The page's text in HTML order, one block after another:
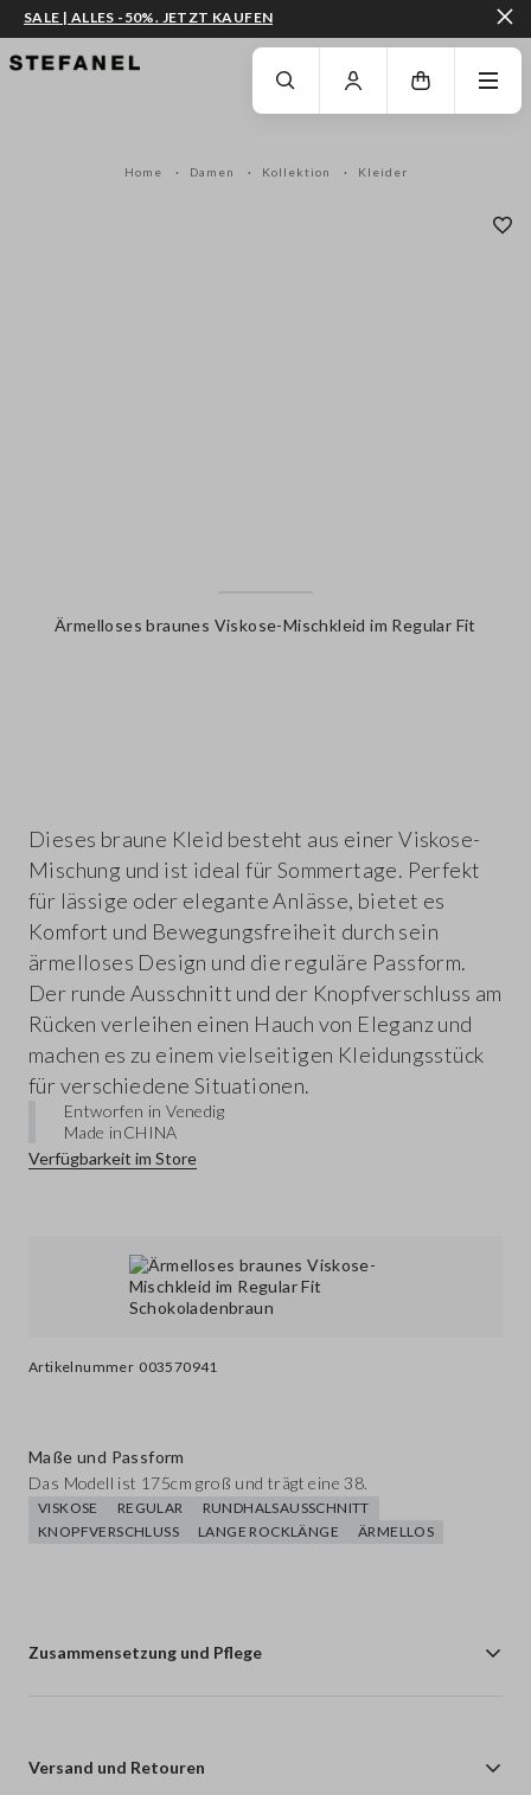
ZUM HAUPTINHALT SPRINGEN GEHEN SIE ZUM ENDE DER SEITE
SALE | ALLES -50%. JETZT KAUFEN
Home Damen Kollektion Kleider
Ärmelloses braunes Viskose-Mischkleid im Regular Fit
Artikelnummer 003570941
Dieses braune Kleid besteht aus einer Viskose-
Mischung und ist ideal für Sommertage. Perfekt
für lässige oder elegante Anlässe, bietet es
Komfort und Bewegungsfreiheit durch sein
ärmelloses Design und die reguläre Passform.
Der runde Ausschnitt und der Knopfverschluss am
Rücken verleihen einen Hauch von Eleganz und
machen es zu einem vielseitigen Kleidungsstück
für verschiedene Situationen.
Entworfen in Venedig
Made inCHINA
Verfügbarkeit im Store
Maße und Passform
Das Modell ist 175cm groß und trägt eine 38.
VISKOSE REGULAR
RUNDHALSAUSSCHNITT
KNOPFVERSCHLUSS
LANGE ROCKLÄNGE ÄRMELLOS
Zusammensetzung und Pflege
Versand und Retouren